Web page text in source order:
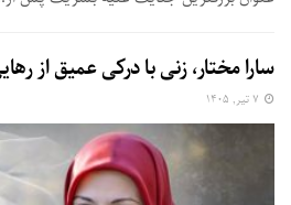
سارا مختار، زنی با درکی عمیق از